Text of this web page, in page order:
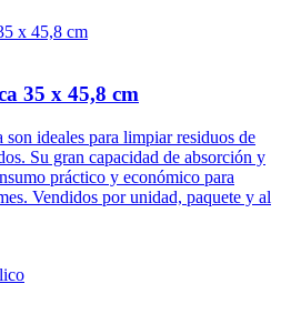
35 x 45,8 cm
ideales para limpiar residuos de
Su gran capacidad de absorción y
práctico y económico para
Vendidos por unidad, paquete y al